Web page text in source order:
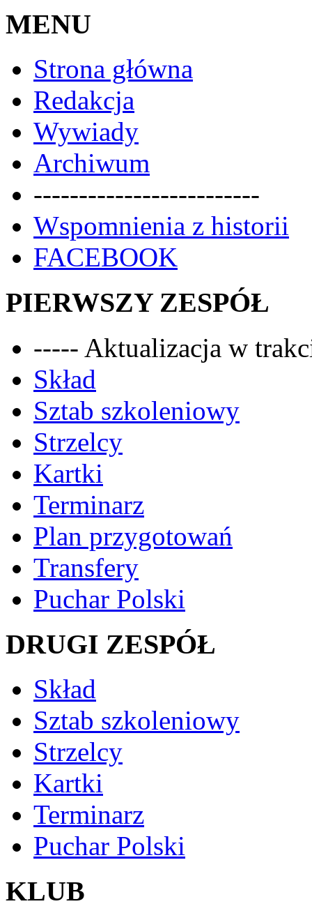
MENU
Strona główna
Redakcja
Wywiady
Archiwum
-------------------------
Wspomnienia z historii
FACEBOOK
PIERWSZY ZESPÓŁ
----- Aktualizacja w
Skład
Sztab szkoleniowy
Strzelcy
Kartki
Terminarz
Plan przygotowań
Transfery
Puchar Polski
DRUGI ZESPÓŁ
Skład
Sztab szkoleniowy
Strzelcy
Kartki
Terminarz
Puchar Polski
KLUB